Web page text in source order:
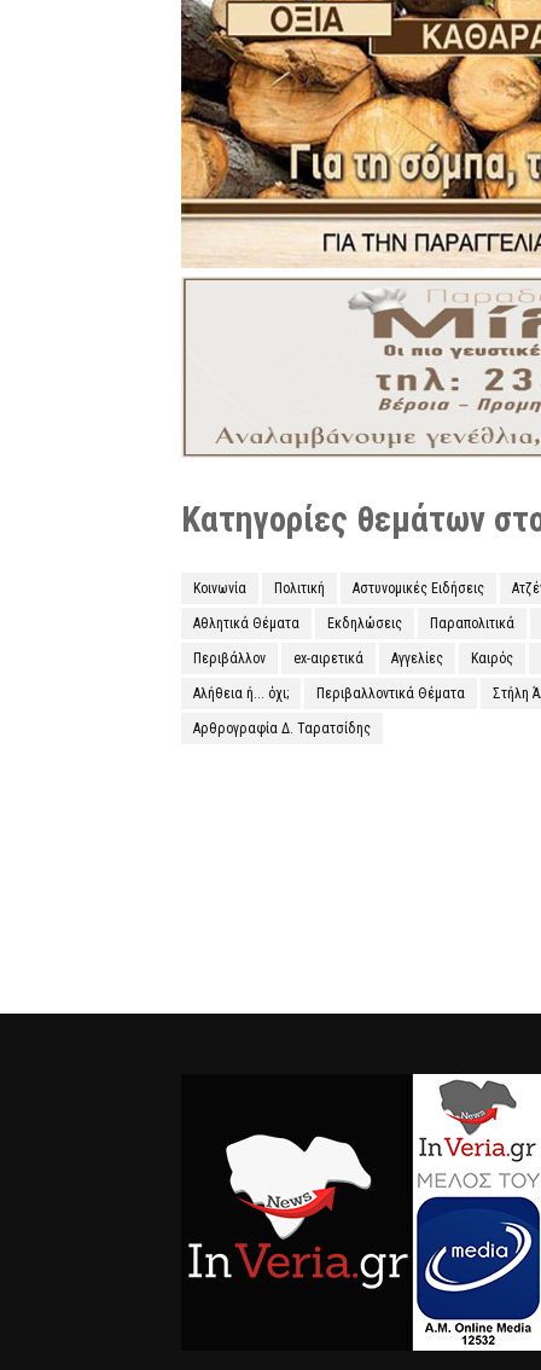
Κατηγορίες θεμάτων
Κοινωνία Πολιτική Αστυνομικές Ειδήσεις
Αθλητικά Θέματα Εκδηλώσεις Παραπολιτικά
Περιβάλλον ex-αιρετικά Αγγελίες Καιρός
Αλήθεια ή... όχι; Περιβαλλοντικά Θέματα Στήλη
Αρθρογραφία Δ. Ταρατσίδης